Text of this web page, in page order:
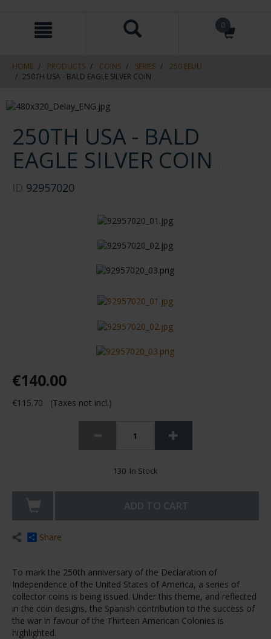
navigation
0
HOME PRODUCTS COINS SERIES
250 EEUU
250TH USA - BALD EAGLE SILVER COIN
250TH USA - BALD
EAGLE SILVER COIN
ID 92957020
€140.00
€115.70 (Taxes not incl.)
130 In Stock
ADD TO CART
Share
To mark the 250th anniversary of the Declaration of
Independence of the United States of America, a series of
collector coins is being issued. Under this theme, and reflected
in the coin designs, the Spanish contribution to the success of
the war in favour of the Thirteen American Colonies is
highlighted.